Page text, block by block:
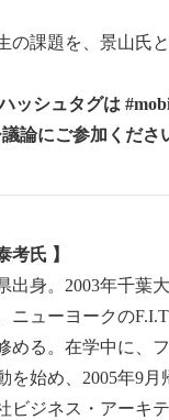
の課題を、景山氏
ッシュタグは
論にご参加くださ
考氏 】
出身。2003年千葉
ニューヨークの
める。在学中に、
を始め、2005年9月
ビジネス・アーキ